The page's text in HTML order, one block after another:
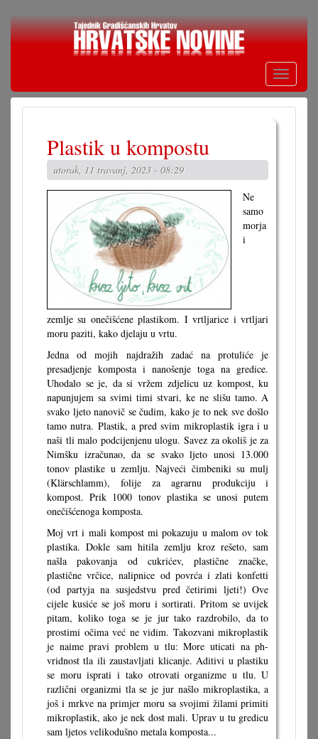
Skoči
Toggle
Plastik u kompostu
utorak, 11 travanj, 2023 - 08:29
Ne
samo
morja
i
zemlje su onečišćene plastikom. I vrtljarice i vrtljari
moru paziti, kako djelaju u vrtu.
Jedna od mojih najdražih zadać na protuliće je
presadjenje komposta i nanošenje toga na gredice.
Uhodalo se je, da si vržem zdjelicu uz kompost, ku
napunjujem sa svimi timi stvari, ke ne slišu tamo. A
svako ljeto nanovič se čudim, kako je to nek sve došlo
tamo nutra. Plastik, a pred svim mikroplastik igra i u
naši tli malo podcijenjenu ulogu. Savez za okoliš je za
Nimšku izračunao, da se svako ljeto unosi 13.000
tonov plastike u zemlju. Najveći čimbeniki su mulj
(Klärschlamm), folije za agrarnu produkciju i
kompost. Prik 1000 tonov plastika se unosi putem
onečišćenoga komposta.
Moj vrt i mali kompost mi pokazuju u malom ov tok
plastika. Dokle sam hitila zemlju kroz rešeto, sam
našla pakovanja od cukrićev, plastične značke,
plastične vrčice, nalipnice od povrća i zlati konfetti
(od partyja na susjedstvu pred četirimi ljeti!) Ove
cijele kusiće se još moru i sortirati. Pritom se uvijek
pitam, koliko toga se je jur tako razdrobilo, da to
prostimi očima već ne vidim. Takozvani mikroplastik
je naime pravi problem u tlu: More uticati na ph-
vridnost tla ili zaustavljati klicanje. Aditivi u plastiku
se moru isprati i tako otrovati organizme u tlu. U
različni organizmi tla se je jur našlo mikroplastika, a
još i mrkve na primjer moru sa svojimi žilami primiti
mikroplastik, ako je nek dost mali. Uprav u tu gredicu
sam ljetos velikodušno metala komposta...